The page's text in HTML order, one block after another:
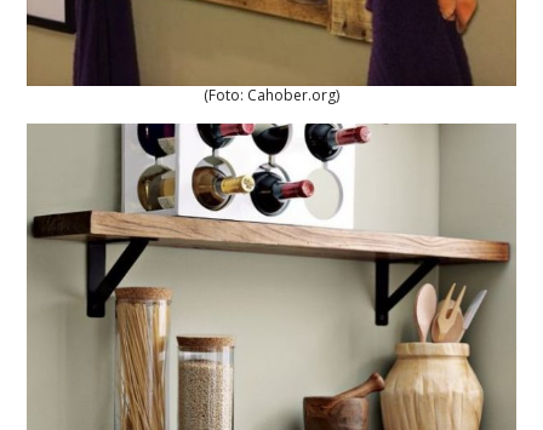
(Foto: Cahober.org)